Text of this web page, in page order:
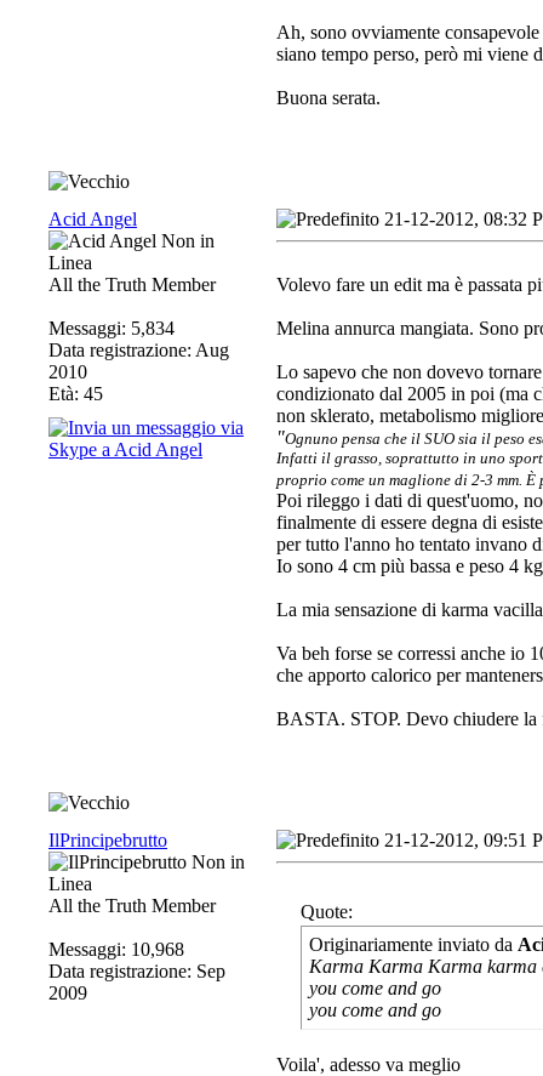
Ah, sono ovviamente
siano tempo perso, però mi viene
Buona serata.
Acid Angel
All the Truth Member
Messaggi: 5,834
Data registrazione: Aug
2010
Età: 45
21-12-2012, 08:32
Volevo fare un edit ma è passata
Melina annurca mangiata. Sono
Lo sapevo che non dovevo
condizionato dal 2005 in poi (ma
non sklerato, metabolismo
"Ognuno pensa che il SUO sia il peso
Infatti il grasso, soprattutto in uno
proprio come un maglione di 2-3 mm.
Poi rileggo i dati di quest'uomo,
finalmente di essere degna di
per tutto l'anno ho tentato invano
Io sono 4 cm più bassa e peso 4
La mia sensazione di karma
Va beh forse se corressi anche io
che apporto calorico per
BASTA. STOP. Devo chiudere la
IlPrincipebrutto
All the Truth Member
Messaggi: 10,968
Data registrazione: Sep
2009
21-12-2012, 09:51
Quote:
Originariamente inviato da
Karma Karma Karma karma
you come and go
you come and go
Voila', adesso va meglio